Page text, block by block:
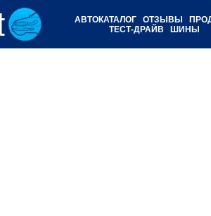
АВТОКАТАЛОГ ОТЗЫВЫ
ТЕСТ-ДРАЙВ
ШИНЫ